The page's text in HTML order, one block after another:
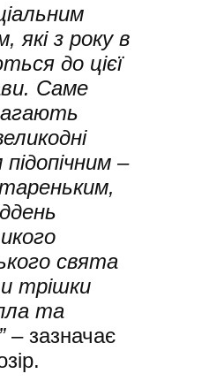
які з року в
до цієї
Саме
підопічним –
свята
трішки
та
– зазначає